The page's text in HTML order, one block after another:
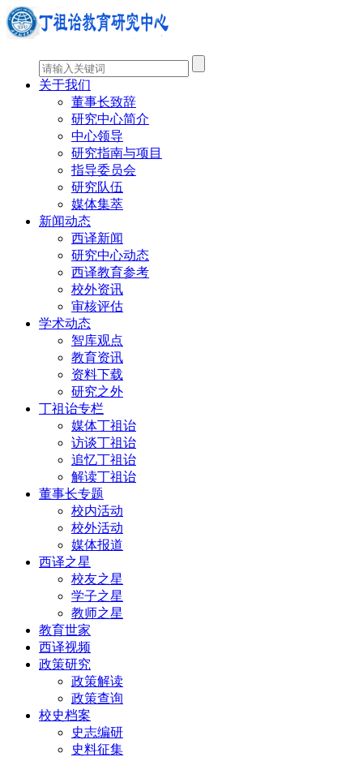
关于我们
董事长致辞
研究中心简介
中心领导
研究指南与项目
指导委员会
研究队伍
媒体集萃
新闻动态
西译新闻
研究中心动态
西译教育参考
校外资讯
审核评估
学术动态
智库观点
教育资讯
资料下载
研究之外
丁祖诒专栏
媒体丁祖诒
访谈丁祖诒
追忆丁祖诒
解读丁祖诒
董事长专题
校内活动
校外活动
媒体报道
西译之星
校友之星
学子之星
教师之星
教育世家
西译视频
政策研究
政策解读
政策查询
校史档案
史志编研
史料征集